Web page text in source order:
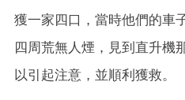
獲一家四口，當時他們的車
四周荒無人煙，見到直升機
以引起注意，並順利獲救。